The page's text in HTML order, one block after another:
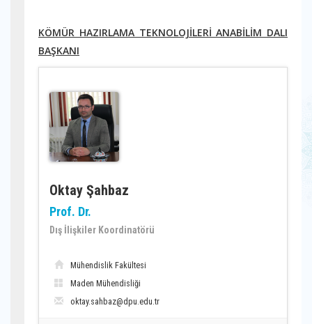
KÖMÜR HAZIRLAMA TEKNOLOJİLERİ ANABİLİM DALI
BAŞKANI
Oktay Şahbaz
Prof. Dr.
Dış İlişkiler Koordinatörü
Mühendislik Fakültesi
Maden Mühendisliği
oktay.sahbaz@dpu.edu.tr